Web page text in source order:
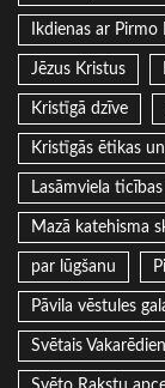
Ikdienas ar
Jēzus Kristus
Kristīgā dzīve
Kristīgās ētikas
Lasāmviela
Mazā katehisma
par lūgšanu
Pāvila vēstules
Svētais